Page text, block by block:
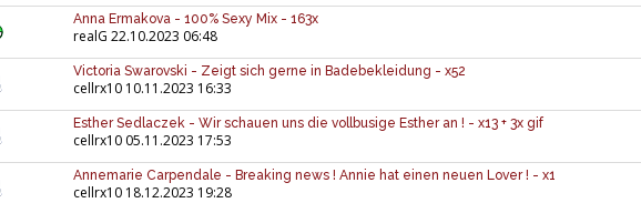
Anna Ermakova - 100% Sexy Mix - 163x
realG 22.10.2023 06:48
Victoria Swarovski - Zeigt sich gerne in Badebekleidung - x52
cellrx10 10.11.2023 16:33
Esther Sedlaczek - Wir schauen uns die vollbusige Esther an ! - x13 + 3x gif
cellrx10 05.11.2023 17:53
Annemarie Carpendale - Breaking news ! Annie hat einen neuen Lover ! - x1
cellrx10 18.12.2023 19:28